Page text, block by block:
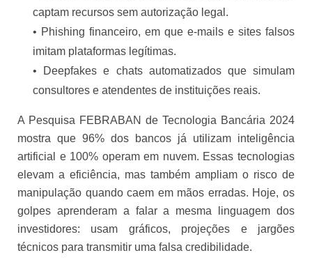
captam recursos sem autorização legal.
• Phishing financeiro, em que e-mails e sites falsos
imitam plataformas legítimas.
• Deepfakes e chats automatizados que simulam
consultores e atendentes de instituições reais.
A Pesquisa FEBRABAN de Tecnologia Bancária 2024
mostra que 96% dos bancos já utilizam inteligência
artificial e 100% operam em nuvem. Essas tecnologias
elevam a eficiência, mas também ampliam o risco de
manipulação quando caem em mãos erradas. Hoje, os
golpes aprenderam a falar a mesma linguagem dos
investidores: usam gráficos, projeções e jargões
técnicos para transmitir uma falsa credibilidade.